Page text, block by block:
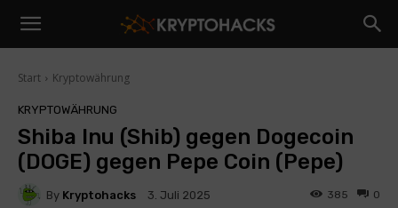
Start Kryptowährung
KRYPTOWÄHRUNG
Shiba Inu (Shib) gegen Dogecoin
(DOGE) gegen Pepe Coin (Pepe)
By Kryptohacks 3. Juli 2025 0
385